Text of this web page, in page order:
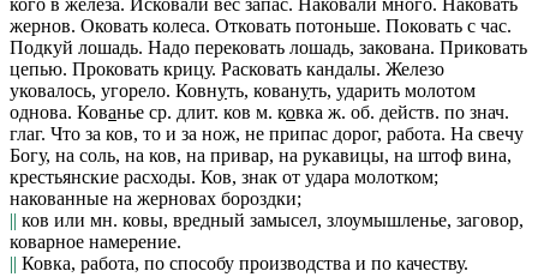
жернов. Оковать колеса. Отковать потоньше. Поковать с час.
Подкуй лошадь. Надо перековать лошадь, закована. Приковать
цепью. Проковать крицу. Расковать кандалы. Железо
уковалось, угорело. Ковнуть, ковануть, ударить молотом
однова. Кованье ср. длит. ков м. ковка ж. об. действ. по знач.
глаг. Что за ков, то и за нож, не припас дорог, работа. На свечу
Богу, на соль, на ков, на привар, на рукавицы, на штоф вина,
крестьянские расходы. Ков, знак от удара молотком;
накованные на жерновах бороздки;
|| ков или мн. ковы, вредный замысел, злоумышленье, заговор,
коварное намерение.
|| Ковка, работа, по способу производства и по качеству.